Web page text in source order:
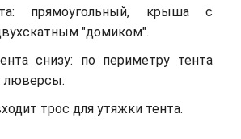
прямоугольный, крыша с
"домиком".
снизу: по периметру тента
люверсы.
трос для утяжки тента.